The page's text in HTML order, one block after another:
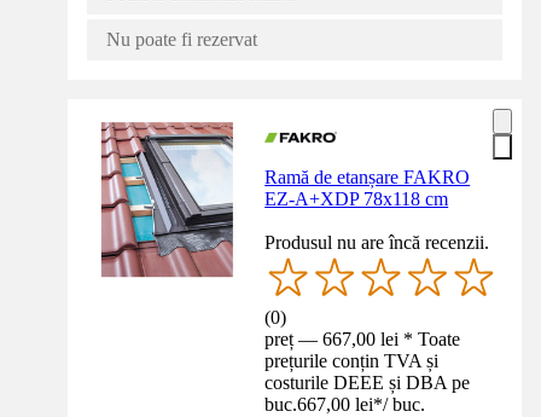
Nu poate fi rezervat
Ramă de etanșare FAKRO
EZ-A+XDP 78x118 cm
Produsul nu are încă recenzii.
(0)
preț — 667,00 lei * Toate
prețurile conțin TVA și
costurile DEEE și DBA pe
buc.667,00 lei*/ buc.